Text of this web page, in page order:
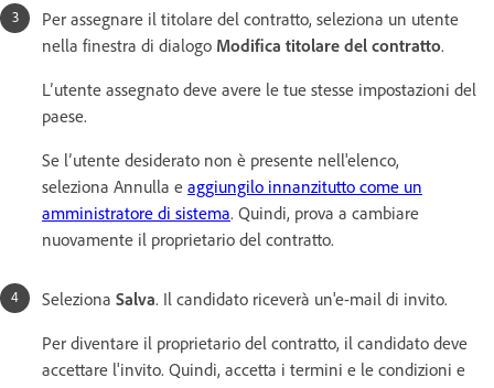
Per assegnare il titolare del contratto, seleziona un utente
nella finestra di dialogo Modifica titolare del contratto.
L’utente assegnato deve avere le tue stesse impostazioni del
paese.
Se l’utente desiderato non è presente nell'elenco,
seleziona Annulla e aggiungilo innanzitutto come un
amministratore di sistema. Quindi, prova a cambiare
nuovamente il proprietario del contratto.
Seleziona Salva. Il candidato riceverà un'e-mail di invito.
Per diventare il proprietario del contratto, il candidato deve
accettare l'invito. Quindi, accetta i termini e le condizioni e